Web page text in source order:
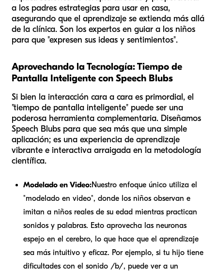
a los padres estrategias para usar en casa,
asegurando que el aprendizaje se extienda más allá
de la clínica. Son los expertos en guiar a los niños
para que "expresen sus ideas y sentimientos".
Aprovechando la Tecnología: Tiempo de
Pantalla Inteligente con Speech Blubs
Si bien la interacción cara a cara es primordial, el
"tiempo de pantalla inteligente" puede ser una
poderosa herramienta complementaria. Diseñamos
Speech Blubs para que sea más que una simple
aplicación; es una experiencia de aprendizaje
vibrante e interactiva arraigada en la metodología
científica.
Modelado en Video:Nuestro enfoque único utiliza el
"modelado en video", donde los niños observan e
imitan a niños reales de su edad mientras practican
sonidos y palabras. Esto aprovecha las neuronas
espejo en el cerebro, lo que hace que el aprendizaje
sea más intuitivo y eficaz. Por ejemplo, si tu hijo tiene
dificultades con el sonido /b/, puede ver a un